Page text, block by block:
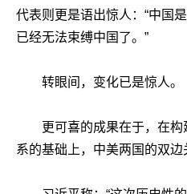
代表则更是语出惊人：“中国
已经无法束缚中国了。”
转眼间，变化已是惊人。
更可喜的成果在于，在
系的基础上，中美两国的双边